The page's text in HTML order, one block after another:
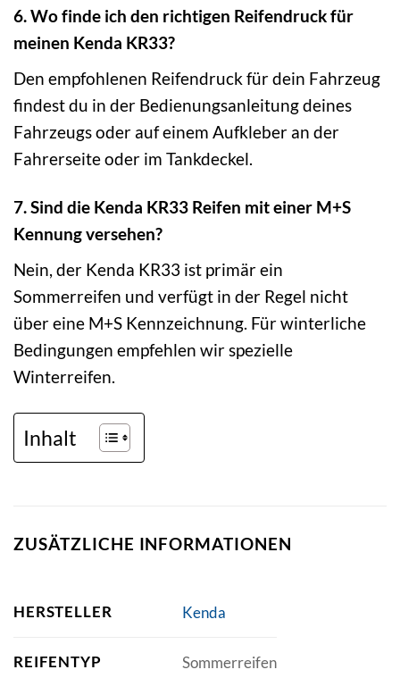
6. Wo finde ich den richtigen Reifendruck für
meinen Kenda KR33?
Den empfohlenen Reifendruck für dein Fahrzeug
findest du in der Bedienungsanleitung deines
Fahrzeugs oder auf einem Aufkleber an der
Fahrerseite oder im Tankdeckel.
7. Sind die Kenda KR33 Reifen mit einer M+S
Kennung versehen?
Nein, der Kenda KR33 ist primär ein
Sommerreifen und verfügt in der Regel nicht
über eine M+S Kennzeichnung. Für winterliche
Bedingungen empfehlen wir spezielle
Winterreifen.
Inhalt
ZUSÄTZLICHE INFORMATIONEN
HERSTELLER Kenda
REIFENTYP Sommerreifen